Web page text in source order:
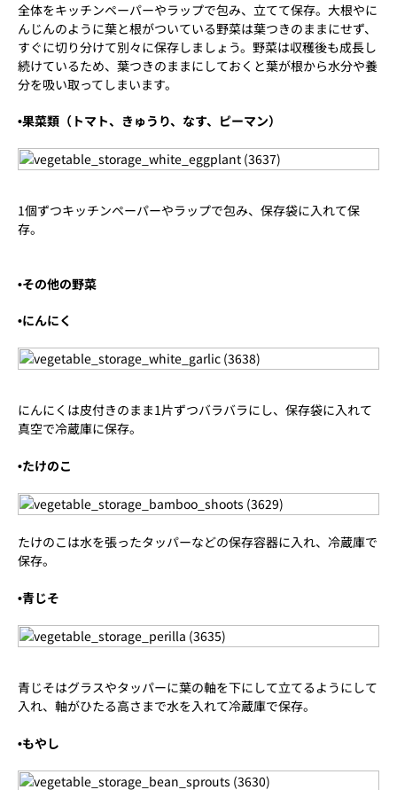
全体をキッチンペーパーやラップで包み、立てて保存。大根やに
んじんのように葉と根がついている野菜は葉つきのままにせず、
すぐに切り分けて別々に保存しましょう。野菜は収穫後も成長し
続けているため、葉つきのままにしておくと葉が根から水分や養
分を吸い取ってしまいます。
•果菜類（トマト、きゅうり、なす、ピーマン）
1個ずつキッチンペーパーやラップで包み、保存袋に入れて保
存。
•その他の野菜
•にんにく
にんにくは皮付きのまま1片ずつバラバラにし、保存袋に入れて
真空で冷蔵庫に保存。
•たけのこ
たけのこは水を張ったタッパーなどの保存容器に入れ、冷蔵庫で
保存。
•青じそ
青じそはグラスやタッパーに葉の軸を下にして立てるようにして
入れ、軸がひたる高さまで水を入れて冷蔵庫で保存。
•もやし